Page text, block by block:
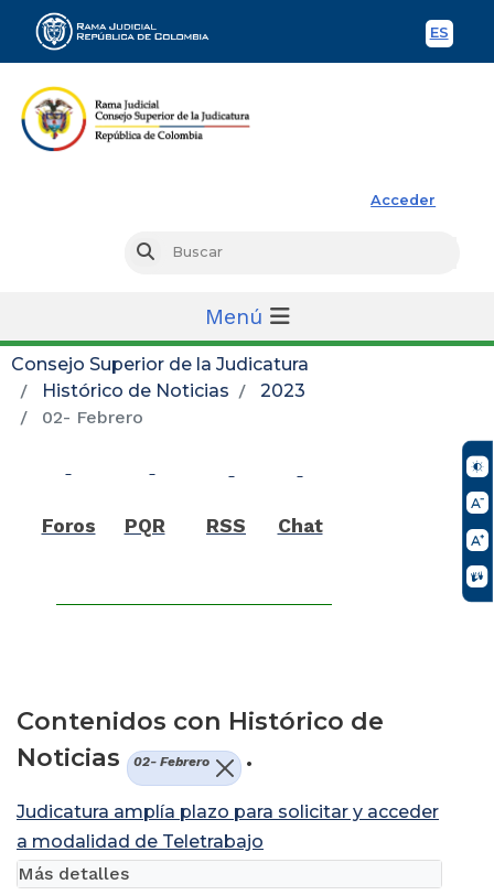
ES
Acceder
Buscar
Menú
Consejo Superior de la Judicatura
Histórico de Noticias
2023
02- Febrero
Foros PQR RSS Chat
Contenidos con Histórico de
Noticias
02- Febrero .
Judicatura amplía plazo para solicitar y acceder
a modalidad de Teletrabajo
Más detalles